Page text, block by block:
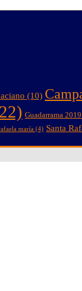
(10)
Guadarrama 2019
maría (4) Santa